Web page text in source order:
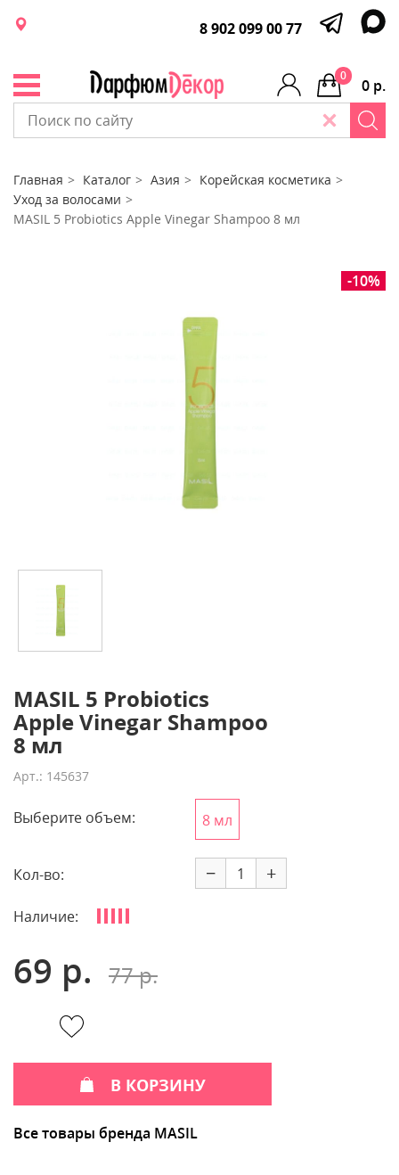
8 902 099 00 77
0 р.
0
Главная Каталог Азия
Корейская косметика
Уход за волосами
MASIL 5 Probiotics Apple Vinegar Shampoo 8 мл
-10%
MASIL 5 Probiotics
Apple Vinegar Shampoo
8 мл
Арт.: 145637
Выберите объем: 8 мл
Кол-во: − +
Наличие:
69 р. 77 р.
В КОРЗИНУ
Все товары бренда MASIL